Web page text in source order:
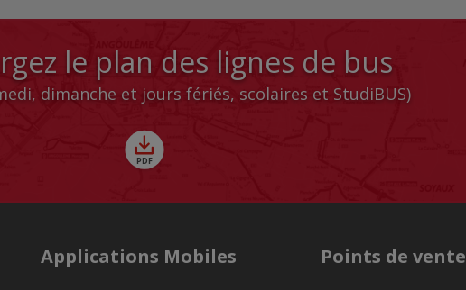
le plan des lignes de bus
dimanche et jours fériés, scolaires et StudiBUS)
Applications Mobiles Points de vente